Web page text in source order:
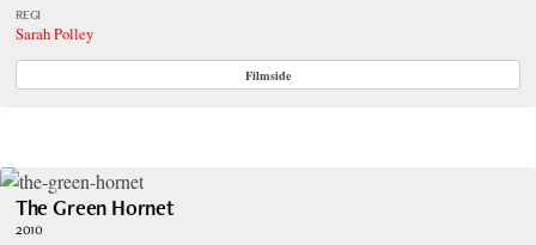
REGI
Sarah Polley
Filmside
The Green Hornet
2010